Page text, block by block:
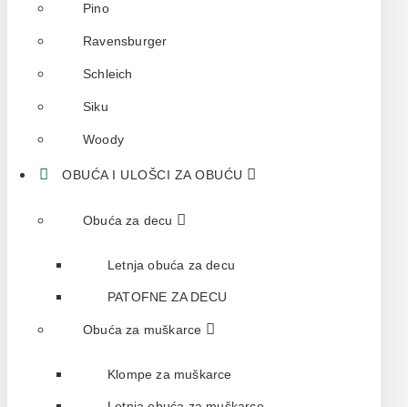
Pino
Ravensburger
Schleich
Siku
Woody
OBUĆA I ULOŠCI ZA OBUĆU
Obuća za decu
Letnja obuća za decu
PATOFNE ZA DECU
Obuća za muškarce
Klompe za muškarce